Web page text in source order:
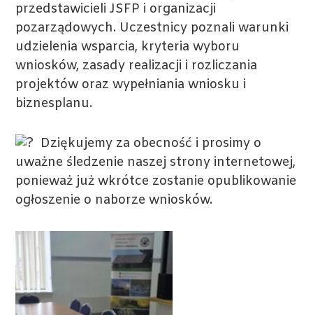
przedstawicieli JSFP i organizacji
pozarządowych. Uczestnicy poznali warunki
udzielenia wsparcia, kryteria wyboru
wniosków, zasady realizacji i rozliczania
projektów oraz wypełniania wniosku i
biznesplanu.
Dziękujemy za obecność i prosimy o
uważne śledzenie naszej strony internetowej,
ponieważ już wkrótce zostanie opublikowanie
ogłoszenie o naborze wniosków.